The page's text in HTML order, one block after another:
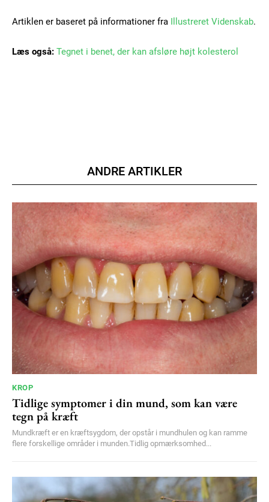
Nullam eu erat condimentum
Donec quis est ac felis
Orci varius natoque dolor
YEARLY PRICING MONTHLY PRICING
Artiklen er baseret på informationer fra Illustreret Videnskab.
Læs også: Tegnet i benet, der kan afsløre højt kolesterol
ANDRE ARTIKLER
KROP
Tidlige symptomer i din mund, som kan være
tegn på kræft
Mundkræft er en kræftsygdom, der opstår i mundhulen og kan ramme
flere forskellige områder i munden.Tidlig opmærksomhed...